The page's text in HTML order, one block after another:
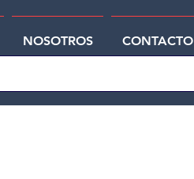
NOSOTROS CONTACTO